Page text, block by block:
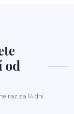
od
raz za 14 dní.